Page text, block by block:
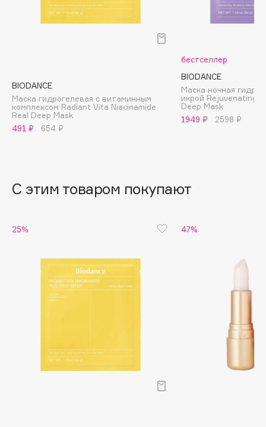
Banderas
Basicare
Batiste
Beauty Bomb
beautyblender
Boadicea The Victorious
Bobbi Brown
BIODANCE
Маска гидрогелевая с витаминным
комплексом Radiant Vita Niacinamide
Real Deep Mask
491 ₽
654 ₽
бестселлер
BIODANCE
Маска ночная
икрой Rejuvenating
Deep Mask
1949 ₽
2598 ₽
С этим товаром покупают
25% 47%